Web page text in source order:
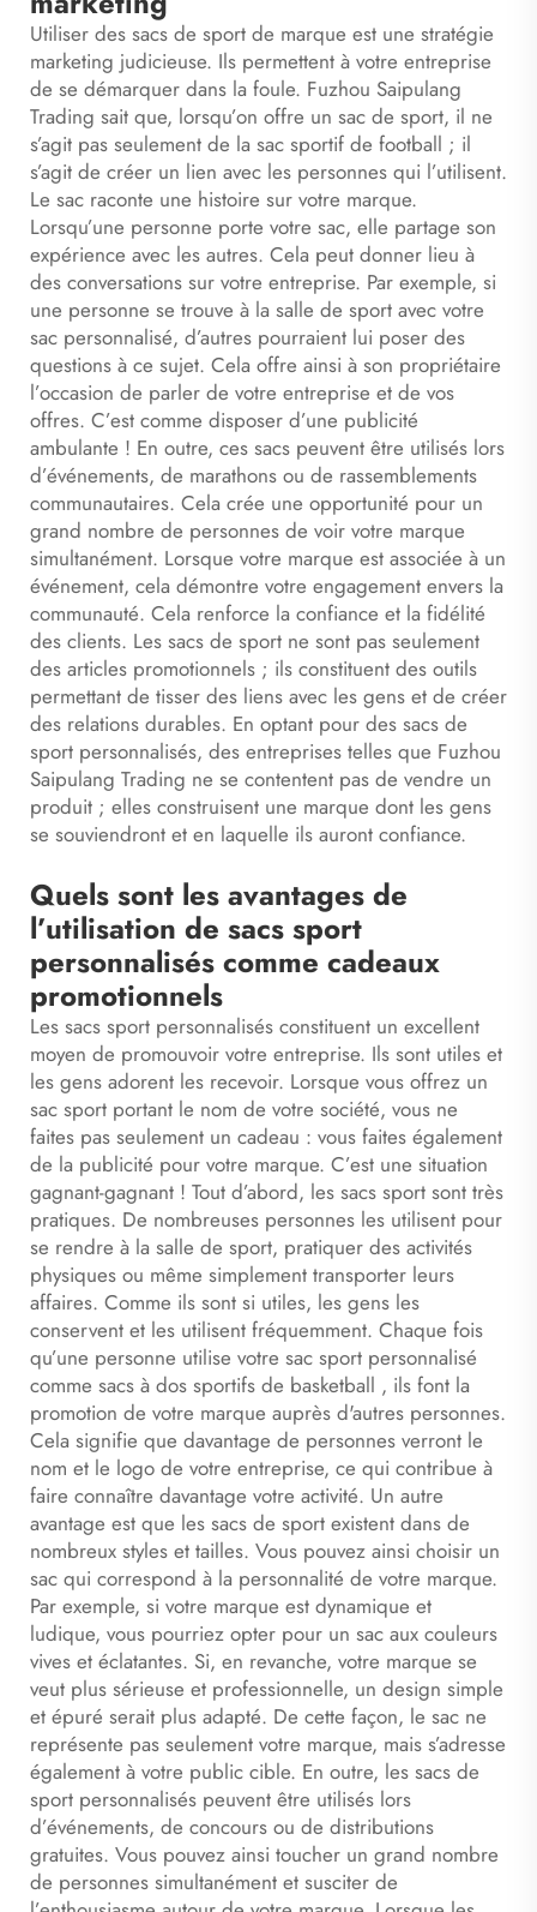
Utiliser des sacs de sport de marque est une stratégie
marketing judicieuse. Ils permettent à votre entreprise
de se démarquer dans la foule. Fuzhou Saipulang
Trading sait que, lorsqu’on offre un sac de sport, il ne
s’agit pas seulement de la sac sportif de football ; il
s’agit de créer un lien avec les personnes qui l’utilisent.
Le sac raconte une histoire sur votre marque.
Lorsqu’une personne porte votre sac, elle partage son
expérience avec les autres. Cela peut donner lieu à
des conversations sur votre entreprise. Par exemple, si
une personne se trouve à la salle de sport avec votre
sac personnalisé, d’autres pourraient lui poser des
questions à ce sujet. Cela offre ainsi à son propriétaire
l’occasion de parler de votre entreprise et de vos
offres. C’est comme disposer d’une publicité
ambulante ! En outre, ces sacs peuvent être utilisés lors
d’événements, de marathons ou de rassemblements
communautaires. Cela crée une opportunité pour un
grand nombre de personnes de voir votre marque
simultanément. Lorsque votre marque est associée à un
événement, cela démontre votre engagement envers la
communauté. Cela renforce la confiance et la fidélité
des clients. Les sacs de sport ne sont pas seulement
des articles promotionnels ; ils constituent des outils
permettant de tisser des liens avec les gens et de créer
des relations durables. En optant pour des sacs de
sport personnalisés, des entreprises telles que Fuzhou
Saipulang Trading ne se contentent pas de vendre un
produit ; elles construisent une marque dont les gens
se souviendront et en laquelle ils auront confiance.
Quels sont les avantages de
l’utilisation de sacs sport
personnalisés comme cadeaux
promotionnels
Les sacs sport personnalisés constituent un excellent
moyen de promouvoir votre entreprise. Ils sont utiles et
les gens adorent les recevoir. Lorsque vous offrez un
sac sport portant le nom de votre société, vous ne
faites pas seulement un cadeau : vous faites également
de la publicité pour votre marque. C’est une situation
gagnant-gagnant ! Tout d’abord, les sacs sport sont très
pratiques. De nombreuses personnes les utilisent pour
se rendre à la salle de sport, pratiquer des activités
physiques ou même simplement transporter leurs
affaires. Comme ils sont si utiles, les gens les
conservent et les utilisent fréquemment. Chaque fois
qu’une personne utilise votre sac sport personnalisé
comme sacs à dos sportifs de basketball , ils font la
promotion de votre marque auprès d'autres personnes.
Cela signifie que davantage de personnes verront le
nom et le logo de votre entreprise, ce qui contribue à
faire connaître davantage votre activité. Un autre
avantage est que les sacs de sport existent dans de
nombreux styles et tailles. Vous pouvez ainsi choisir un
sac qui correspond à la personnalité de votre marque.
Par exemple, si votre marque est dynamique et
ludique, vous pourriez opter pour un sac aux couleurs
vives et éclatantes. Si, en revanche, votre marque se
veut plus sérieuse et professionnelle, un design simple
et épuré serait plus adapté. De cette façon, le sac ne
représente pas seulement votre marque, mais s’adresse
également à votre public cible. En outre, les sacs de
sport personnalisés peuvent être utilisés lors
d’événements, de concours ou de distributions
gratuites. Vous pouvez ainsi toucher un grand nombre
de personnes simultanément et susciter de